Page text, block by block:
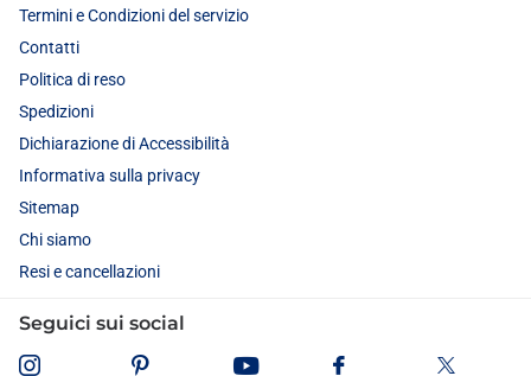
Termini e Condizioni del servizio
Contatti
Politica di reso
Spedizioni
Dichiarazione di Accessibilità
Informativa sulla privacy
Sitemap
Chi siamo
Resi e cancellazioni
Seguici sui social